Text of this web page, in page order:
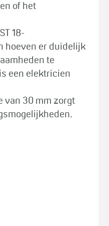
of het
18-
hoeven er duidelijk
te
een elektricien
van 30 mm zorgt